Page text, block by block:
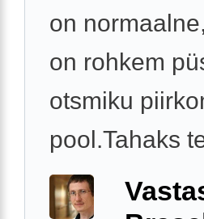
on
on rohkem
otsmiku
pool.Tahaks